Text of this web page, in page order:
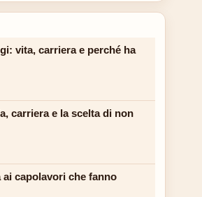
vita, carriera e perché ha
carriera e la scelta di non
capolavori che fanno